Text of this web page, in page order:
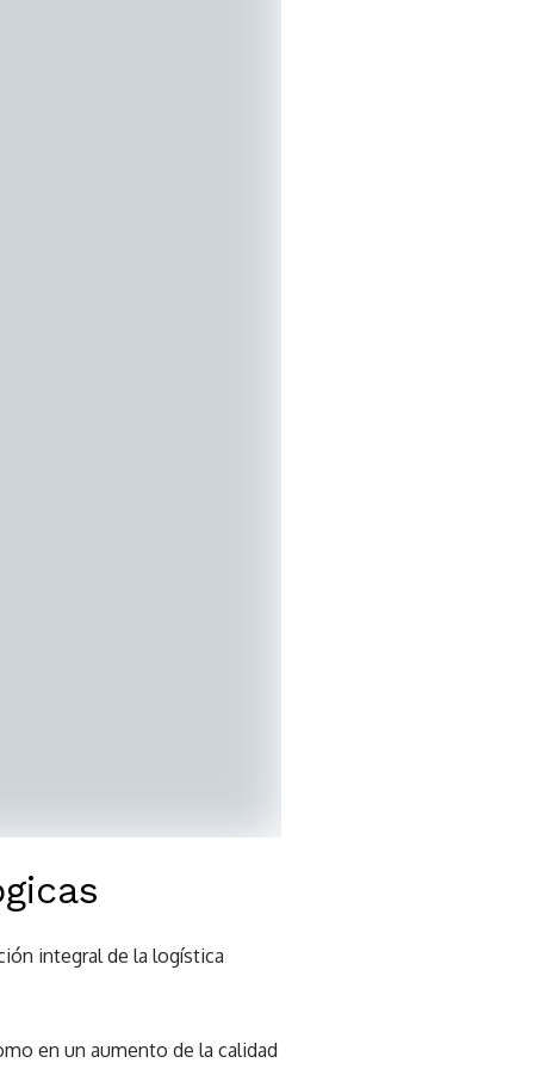
integral de la logística
en un aumento de la calidad